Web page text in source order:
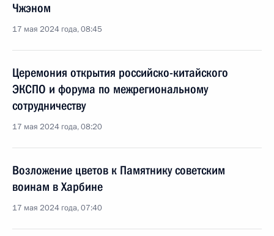
Чжэном
17 мая 2024 года, 08:45
Церемония открытия российско-китайского
ЭКСПО и форума по межрегиональному
сотрудничеству
17 мая 2024 года, 08:20
Возложение цветов к Памятнику советским
воинам в Харбине
17 мая 2024 года, 07:40